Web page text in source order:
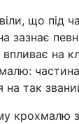
що під
зазнає
на
на так
крохмалю